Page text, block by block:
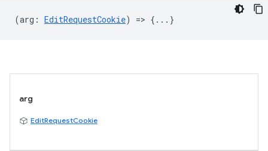
(arg : EditRequestCookie) => {...}
arg
EditRequestCookie